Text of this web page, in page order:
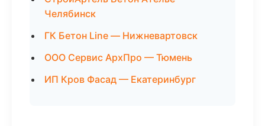
Челябинск
ГК Бетон Line — Нижневартовск
ООО Сервис АрхПро — Тюмень
ИП Кров Фасад — Екатеринбург